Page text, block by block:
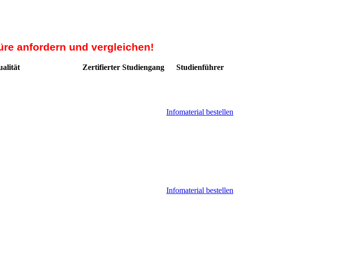
anfordern und vergleichen!
Zertifierter Studiengang Studienführer
Infomaterial bestellen
Infomaterial bestellen